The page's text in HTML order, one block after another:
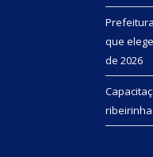
que
de 2026